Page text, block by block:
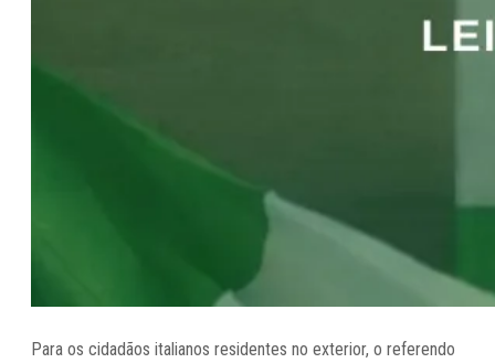
Para os cidadãos italianos residentes no exterior, o referendo